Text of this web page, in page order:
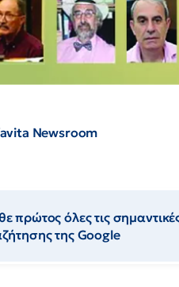
Newsroom
πρώτος όλες τις
της Google